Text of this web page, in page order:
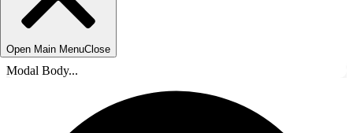
Open Main MenuClose
Modal Body...